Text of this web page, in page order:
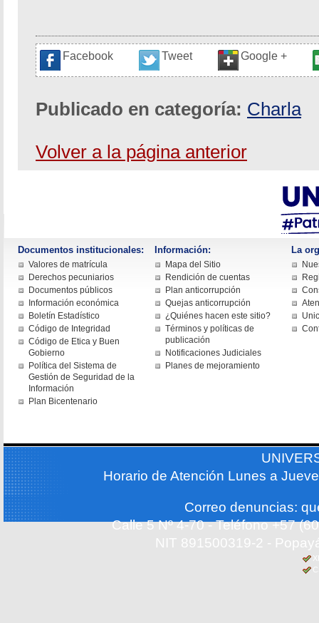
Facebook Tweet Google +
Publicado en categoría: Charla
Volver a la página anterior
Documentos institucionales:
Valores de matrícula
Derechos pecuniarios
Documentos públicos
Información económica
Boletín Estadístico
Código de Integridad
Código de Etica y Buen
Gobierno
Política del Sistema de
Gestión de Seguridad de la
Información
Plan Bicentenario
Información:
Mapa del Sitio
Rendición de cuentas
Plan anticorrupción
Quejas anticorrupción
¿Quiénes hacen este sitio?
Términos y políticas de
publicación
Notificaciones Judiciales
Planes de mejoramiento
La
Horario de Atención Lunes a
Correo denuncias:
Calle 5 Nº 4-70 - Teléfono +57
NIT 891500319-2 -